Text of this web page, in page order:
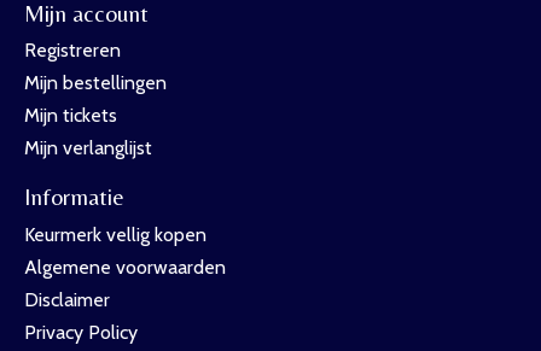
Mijn account
Registreren
Mijn bestellingen
Mijn tickets
Mijn verlanglijst
Informatie
Keurmerk vellig kopen
Algemene voorwaarden
Disclaimer
Privacy Policy